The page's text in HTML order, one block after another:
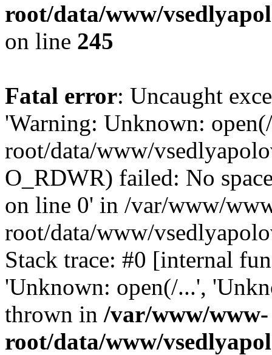
root/data/www/
on line 245
Fatal error: Uncaught
'Warning: Unknown:
root/data/www/
O_RDWR) failed: No
on line 0' in /var/www/
root/data/www/
Stack trace: #0 [internal
'Unknown: open(/...',
thrown in /var/www/www-
root/data/www/